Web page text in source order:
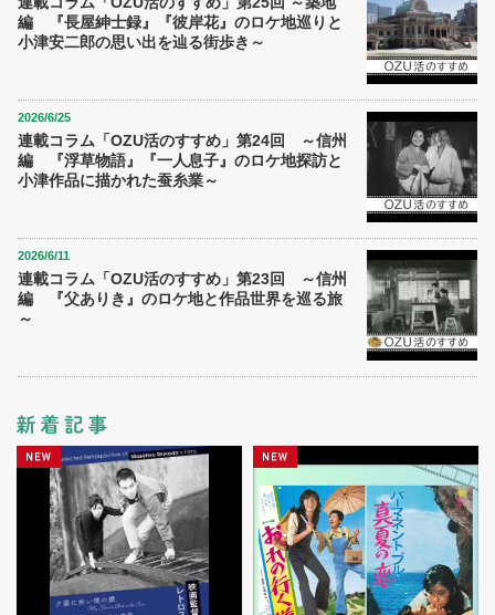
編 『長屋紳士録』『彼岸花』のロケ地巡りと
小津安二郎の思い出を辿る街歩き～
2026/6/25
連載コラム「OZU活のすすめ」第24回 ～信州
編 『浮草物語』『一人息子』のロケ地探訪と
小津作品に描かれた蚕糸業～
2026/6/11
連載コラム「OZU活のすすめ」第23回 ～信州
編 『父ありき』のロケ地と作品世界を巡る旅
～